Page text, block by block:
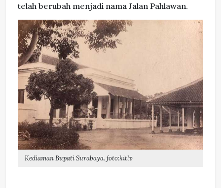
telah berubah menjadi nama Jalan Pahlawan.
Kediaman Bupati Surabaya. foto:kitlv